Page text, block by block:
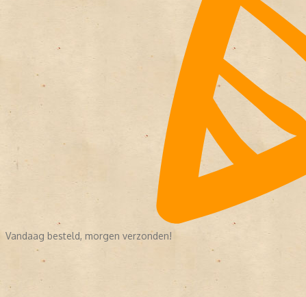
Vandaag besteld, morgen verzonden!